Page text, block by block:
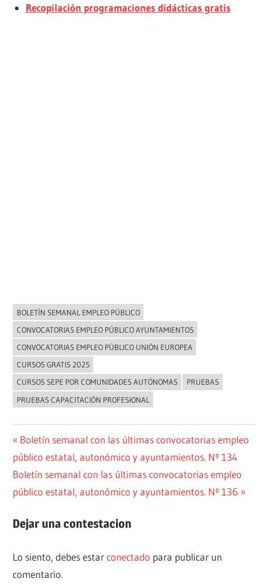
Recopilación programaciones didácticas gratis
NOVEDADES
BOLETÍN SEMANAL EMPLEO PÚBLICO
CONVOCATORIAS EMPLEO PÚBLICO AYUNTAMIENTOS
CONVOCATORIAS EMPLEO PÚBLICO UNIÓN EUROPEA
CURSOS GRATIS 2025
CURSOS SEPE POR COMUNIDADES AUTÓNOMAS
PRUEBAS
PRUEBAS CAPACITACIÓN PROFESIONAL
Navegación
de
entradas
Entrada
anterior:
Boletín semanal con las últimas convocatorias empleo
público estatal, autonómico y ayuntamientos. Nº 134
Siguiente
entrada:
Boletín semanal con las últimas convocatorias empleo
público estatal, autonómico y ayuntamientos. Nº 136
Dejar una contestacion
Lo siento, debes estarconectado para publicar un
comentario.